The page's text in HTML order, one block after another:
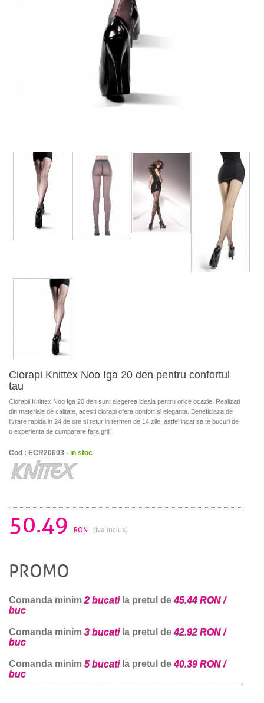
Ciorapi Knittex Noo Iga 20 den pentru confortul
tau
Ciorapii Knittex Noo Iga 20 den sunt alegerea ideala pentru orice ocazie. Realizati
din materiale de calitate, acesti ciorapi ofera confort si eleganta. Beneficiaza de
livrare rapida in 24 de ore si retur in termen de 14 zile, astfel incat sa te bucuri de
o experienta de cumparare fara griji.
Cod : ECR20603 - in stoc
50.49 RON (tva inclus)
PROMO
Comanda minim 2 bucatila pretul de45.44 RON /
buc
Comanda minim 3 bucatila pretul de42.92 RON /
buc
Comanda minim 5 bucatila pretul de40.39 RON /
buc